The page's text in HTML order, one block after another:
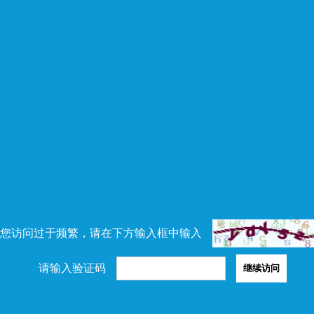
访问过于频繁，请在下方输入框中输入
请输入验证码 继续访问